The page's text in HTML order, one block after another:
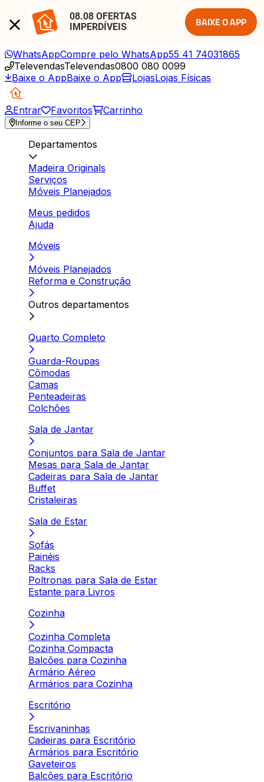
08.08 OFERTAS
IMPERDÍVEIS
BAIXE O APP
WhatsAppCompre pelo WhatsApp55 41 74031865
TelevendasTelevendas0800 080 0099
Baixe o AppBaixe o App LojasLojas Físicas
Entrar Favoritos Carrinho
Informe o seu CEP
Departamentos
Madeira Originals
Serviços
Móveis Planejados
Meus pedidos
Ajuda
Móveis
Móveis Planejados
Reforma e Construção
Outros departamentos
Quarto Completo
Guarda-Roupas
Cômodas
Camas
Penteadeiras
Colchões
Sala de Jantar
Conjuntos para Sala de Jantar
Mesas para Sala de Jantar
Cadeiras para Sala de Jantar
Buffet
Cristaleiras
Sala de Estar
Sofás
Painéis
Racks
Poltronas para Sala de Estar
Estante para Livros
Cozinha
Cozinha Completa
Cozinha Compacta
Balcões para Cozinha
Armário Aéreo
Armários para Cozinha
Escritório
Escrivaninhas
Cadeiras para Escritório
Armários para Escritório
Gaveteiros
Balcões para Escritório